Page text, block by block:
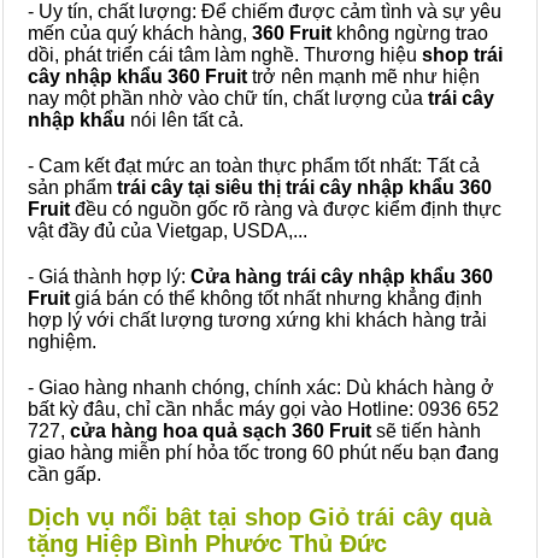
- Uy tín, chất lượng: Để chiếm được cảm tình và sự yêu
mến của quý khách hàng, 360 Fruit không ngừng trao
dồi, phát triển cái tâm làm nghề. Thương hiệu shop trái
cây nhập khẩu 360 Fruit trở nên mạnh mẽ như hiện
nay một phần nhờ vào chữ tín, chất lượng của trái cây
nhập khẩu nói lên tất cả.
- Cam kết đạt mức an toàn thực phẩm tốt nhất: Tất cả
sản phẩm trái cây tại siêu thị trái cây nhập khẩu 360
Fruit đều có nguồn gốc rõ ràng và được kiểm định thực
vật đầy đủ của Vietgap, USDA,...
- Giá thành hợp lý: Cửa hàng trái cây nhập khẩu 360
Fruit giá bán có thể không tốt nhất nhưng khẳng định
hợp lý với chất lượng tương xứng khi khách hàng trải
nghiệm.
- Giao hàng nhanh chóng, chính xác: Dù khách hàng ở
bất kỳ đâu, chỉ cần nhắc máy gọi vào Hotline: 0936 652
727, cửa hàng hoa quả sạch 360 Fruit sẽ tiến hành
giao hàng miễn phí hỏa tốc trong 60 phút nếu bạn đang
cần gấp.
Dịch vụ nổi bật tại shop Giỏ trái cây quà
tặng Hiệp Bình Phước Thủ Đức